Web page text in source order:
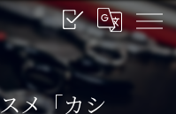
メ「カシ